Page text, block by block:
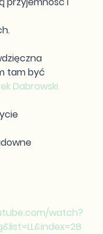
tam być
Dabrowski
watch?